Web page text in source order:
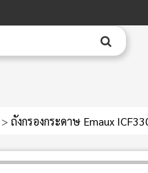
> ถังกรองกระดาษ Emaux